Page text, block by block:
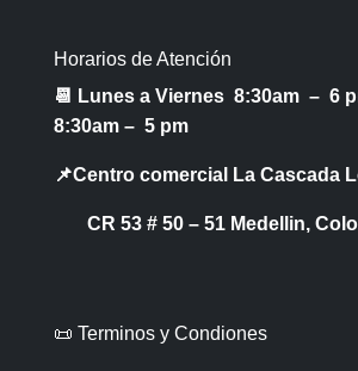
Horarios de Atención
📆 Lunes a Viernes 8:30am – 6
8:30am – 5 pm
📌Centro comercial La Cascada
CR 53 # 50 – 51 Medellin,
📜 Terminos y Condiones